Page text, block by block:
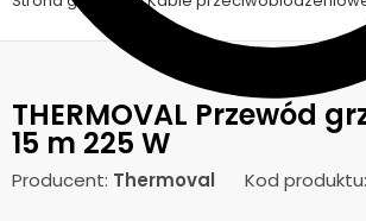
THERMOVAL Przewód
15 m 225 W
Producent: Thermoval Kod produktu: